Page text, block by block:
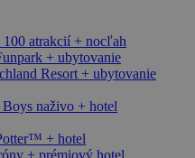
100 atrakcií + nocľah
+ ubytovanie
Resort + ubytovanie
naživo + hotel
+ hotel